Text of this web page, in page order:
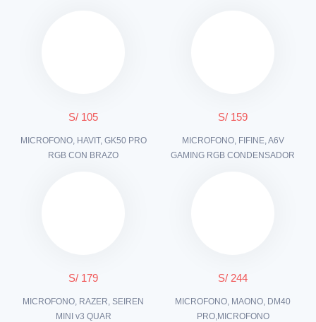
S/ 105
MICROFONO, HAVIT, GK50 PRO
RGB CON BRAZO
S/ 159
MICROFONO, FIFINE, A6V
GAMING RGB CONDENSADOR
S/ 179
MICROFONO, RAZER, SEIREN
MINI v3 QUAR
S/ 244
MICROFONO, MAONO, DM40
PRO,MICROFONO